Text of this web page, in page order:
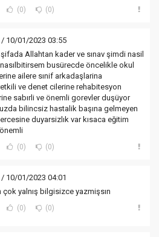
(0) (0)
/ 10/01/2023 03:55
Allahtan kader ve sınav şimdi nasil
busürecde öncelikle okul
ailere sınif arkadaşlarina
ve denet cilerine rehabitesyon
sabırli ve önemli gorevler duşüyor
bilincsiz hastalik başına gelmeyen
duyarsizlık var kısaca eğitim
(0) (0)
/ 10/01/2023 04:01
çok yalnış bilgisizce yazmişsın
(0) (0)